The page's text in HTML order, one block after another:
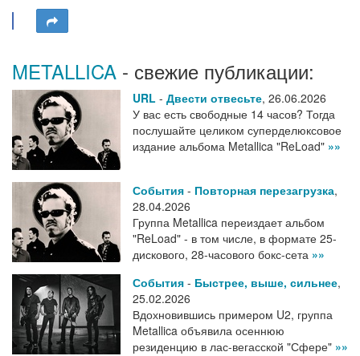
METALLICA - свежие публикации:
URL - Двести отвесьте, 26.06.2026
У вас есть свободные 14 часов? Тогда
послушайте целиком суперделюксовое
издание альбома Metallica "ReLoad" »»
События - Повторная перезагрузка,
28.04.2026
Группа Metallica переиздает альбом
"ReLoad" - в том числе, в формате 25-
дискового, 28-часового бокс-сета »»
События - Быстрее, выше, сильнее,
25.02.2026
Вдохновившись примером U2, группа
Metallica объявила осеннюю
резиденцию в лас-вегасской "Сфере" »»